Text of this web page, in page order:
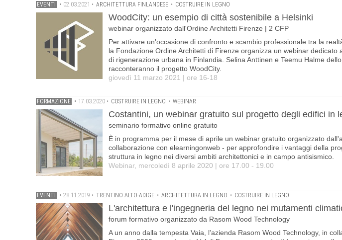
EVENTI • 02.03.2021 • ARCHITETTURA FINLANDESE • COSTRUIRE IN LEGNO
WoodCity: un esempio di città sostenibile a Helsinki
webinar organizzato dall'Ordine Architetti Firenze | 2 CFP
Per attivare un'occasione di confronto e scambio professionale tra la
la Fondazione Ordine Architetti di Firenze organizza un webinar dedicato
di rigenerazione urbana in Finlandia. Selina Anttinen e Teemu Halme
racconteranno il progetto WoodCity.
giovedì 11 marzo 2021 | ore 16-18
FORMAZIONE • 17.03.2020 • COSTRUIRE IN LEGNO • WEBINAR
Costantini, un webinar gratuito sul progetto degli edifici in
seminario formativo online gratuito
È in programma per il mese di aprile un webinar gratuito organizzato
collaborazione con elearningonweb - per approfondire i vantaggi della
struttura in legno nei diversi ambiti architettonici e in campo antisismico.
Webinar, mercoledì 8 aprile 2020 | ore 17.00 - 19.00
EVENTI • 28.11.2019 • TRENTINO ALTO-ADIGE • ARCHITETTURA IN LEGNO • COSTRUIRE IN LEGNO
L'architettura e l'ingegneria del legno nei mutamenti
forum formativo organizzato da Rasom Wood Technology
A un anno dalla tempesta Vaia, l'azienda Rasom Wood Technology, in